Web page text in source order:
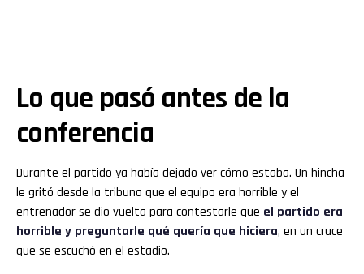
Lo que pasó antes de la
conferencia
Durante el partido ya había dejado ver cómo estaba. Un hincha
le gritó desde la tribuna que el equipo era horrible y el
entrenador se dio vuelta para contestarle que el partido era
horrible y preguntarle qué quería que hiciera, en un cruce
que se escuchó en el estadio.